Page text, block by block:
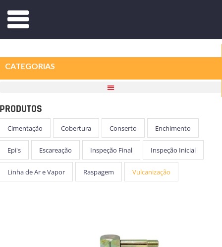
CATEGORIAS
Cimentação Cobertura Conserto Enchimento
Epi's Escareação Inspeção Final Inspeção Inicial
Linha de Ar e Vapor Raspagem Vulcanização